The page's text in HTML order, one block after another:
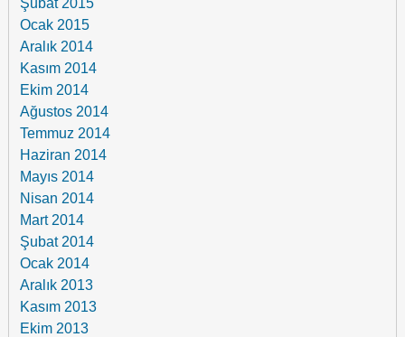
Ocak 2015
Aralık 2014
Kasım 2014
Ekim 2014
Ağustos 2014
Temmuz 2014
Haziran 2014
Mayıs 2014
Nisan 2014
Mart 2014
Şubat 2014
Ocak 2014
Aralık 2013
Kasım 2013
Ekim 2013